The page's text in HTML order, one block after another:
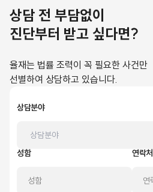
상담 전 부담없이
진단부터 받고 싶다면?
율재는 법률 조력이 꼭 필요한 사건만
선별하여 상담하고 있습니다.
상담분야
성함 연락처